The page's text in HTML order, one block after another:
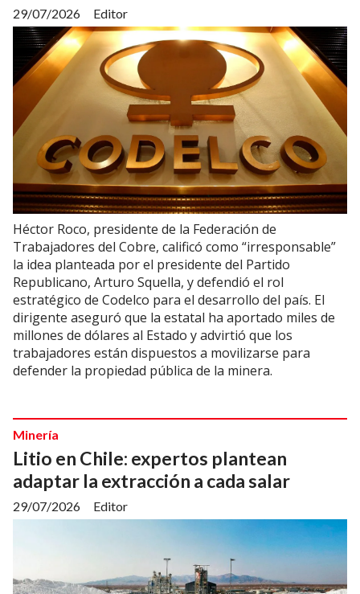
Editor
29/07/2026
Héctor Roco, presidente de la Federación de
Trabajadores del Cobre, calificó como “irresponsable”
la idea planteada por el presidente del Partido
Republicano, Arturo Squella, y defendió el rol
estratégico de Codelco para el desarrollo del país. El
dirigente aseguró que la estatal ha aportado miles de
millones de dólares al Estado y advirtió que los
trabajadores están dispuestos a movilizarse para
defender la propiedad pública de la minera.
Litio en Chile: expertos plantean
adaptar la extracción a cada salar
Editor
Minería
29/07/2026